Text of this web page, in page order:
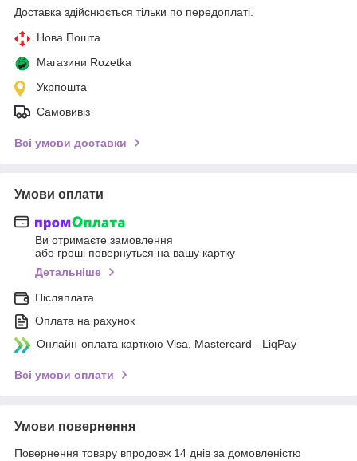
Доставка здійснюється тільки по передоплаті.
Нова Пошта
Магазини Rozetka
Укрпошта
Самовивіз
Всі умови доставки
Умови оплати
Ви отримаєте замовлення
або гроші повернуться на вашу картку
Детальніше
Післяплата
Оплата на рахунок
Онлайн-оплата карткою Visa, Mastercard - LiqPay
Всі умови оплати
Умови повернення
Повернення товару впродовж 14 днів за домовленістю